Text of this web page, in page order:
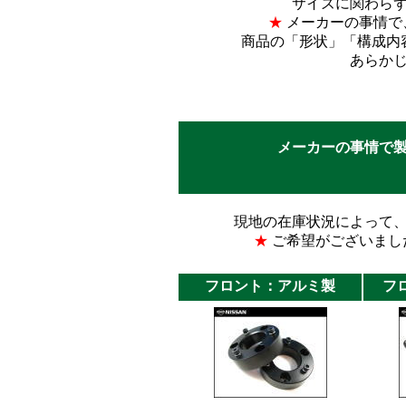
サイズに関わら
★ メーカーの事情
商品の「形状」「構成
あらか
メーカーの事情で
現地の在庫状況によって
★ ご希望がございま
フロント：アルミ製 フ